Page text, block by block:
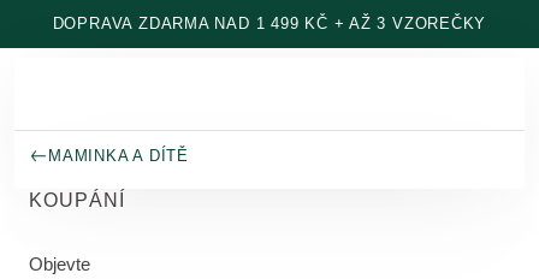
Přeskočit na hlavní obsah
DOPRAVA ZDARMA NAD 1 499 KČ + AŽ 3 VZOREČKY
MAMINKA A DÍTĚ
KOUPÁNÍ
Objevte